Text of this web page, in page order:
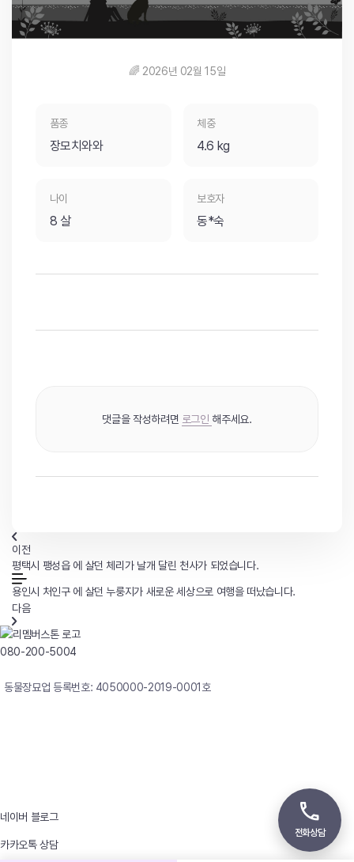
🌈 2026년 02월 15일
품종
장모치와와
체중
4.6 kg
나이
8 살
보호자
동*숙
댓글을 작성하려면 로그인 해주세요.
이전
평택시 팽성읍 에 살던 체리가 날개 달린 천사가 되었습니다.
용인시 처인구 에 살던 누룽지가 새로운 세상으로 여행을 떠났습니다.
다음
080-200-5004
동물장묘업 등록번호: 4050000-2019-0001호
네이버 블로그
카카오톡 상담
전화상담